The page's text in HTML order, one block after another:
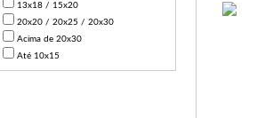
13x18 / 15x20
20x20 / 20x25 / 20x30
Acima de 20x30
Até 10x15